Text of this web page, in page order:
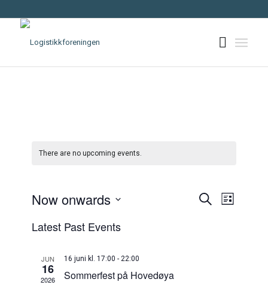
There are no upcoming events.
Events
Search Event
List
Now onwards
date.
Latest Past Events
JUN
16
2026
16 juni kl. 17:00 -22:00
Sommerfest på Hovedøya